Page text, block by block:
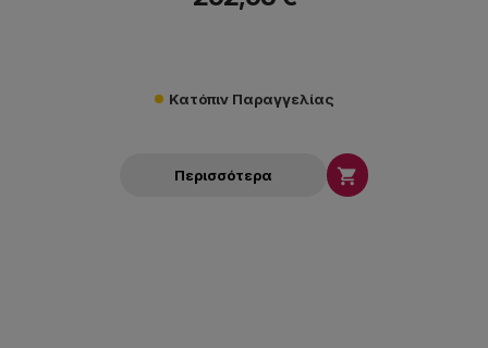
Κατόπιν Παραγγελίας
Περισσότερα 